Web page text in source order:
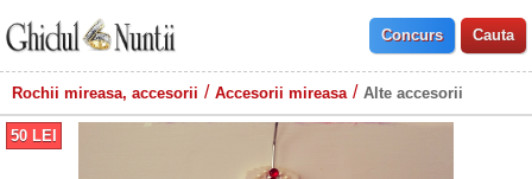
Rochii mireasa, accesorii Accesorii mireasa Alte accesorii
50 LEI